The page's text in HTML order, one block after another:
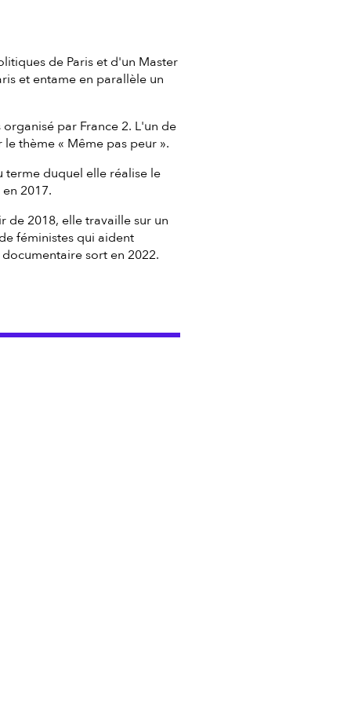
de Paris et d'un Master
et entame en parallèle un
par France 2. L'un de
thème « Même pas peur ».
terme duquel elle réalise le
2017.
de 2018, elle travaille sur un
féministes qui aident
sort en 2022.